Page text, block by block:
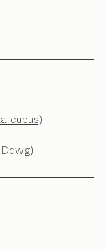
cubus)